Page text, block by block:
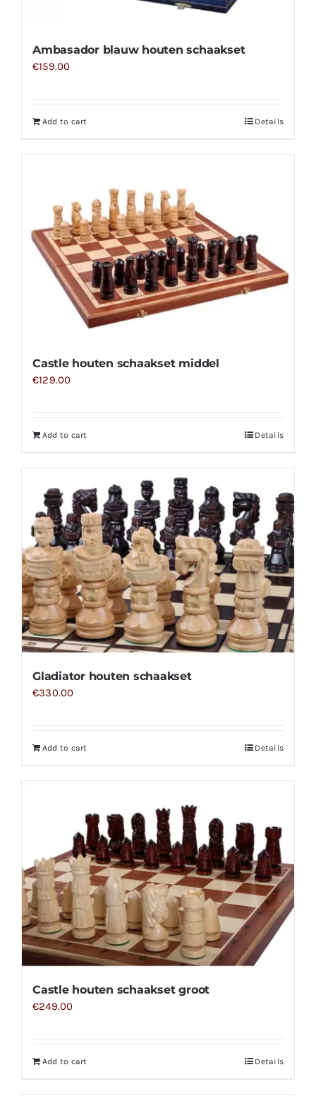
Ambasador blauw houten schaakset
€159.00
Add to cart Details
Castle houten schaakset middel
€129.00
Add to cart Details
Gladiator houten schaakset
€330.00
Add to cart Details
Castle houten schaakset groot
€249.00
Add to cart Details